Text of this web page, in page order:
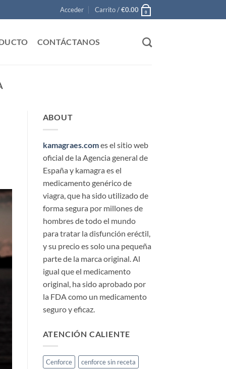
Acceder Carrito /€0.00 0
CONTÁCTANOS
ABOUT
kamagraes.comes el sitio web
oficial de la Agencia general de
España y kamagra es el
medicamento genérico de
viagra, que ha sido utilizado de
forma segura por millones de
hombres de todo el mundo
para tratar la disfunción eréctil,
y su precio es solo una pequeña
parte de la marca original. Al
igual que el medicamento
original, ha sido aprobado por
la FDA como un medicamento
seguro y eficaz.
ATENCIÓN CALIENTE
Cenforce
cenforce sin receta